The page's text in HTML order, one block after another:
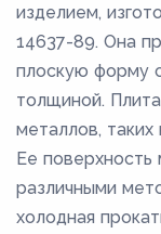
изделием,
14637-89. Она
плоскую форму
толщиной.
металлов, таких
Ее
различными
холодная